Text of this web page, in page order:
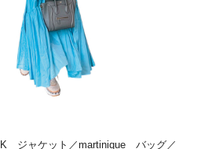
ジャケット／martinique バッグ／